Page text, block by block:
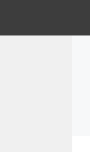
content